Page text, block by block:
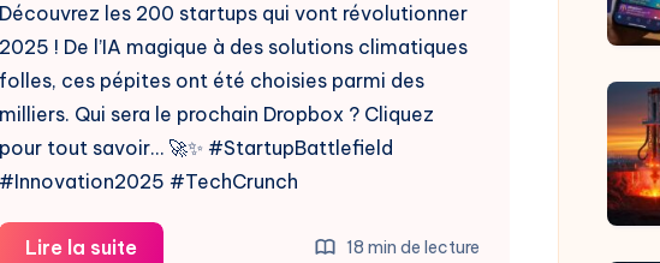
Découvrez les 200 startups qui vont révolutionner
2025 ! De l’IA magique à des solutions climatiques
folles, ces pépites ont été choisies parmi des
milliers. Qui sera le prochain Dropbox ? Cliquez
pour tout savoir… 🚀✨ #StartupBattlefield
#Innovation2025 #TechCrunch
Lire la suiteStartup
18 min de lecture
de
TV
Time
par
Son
Perce